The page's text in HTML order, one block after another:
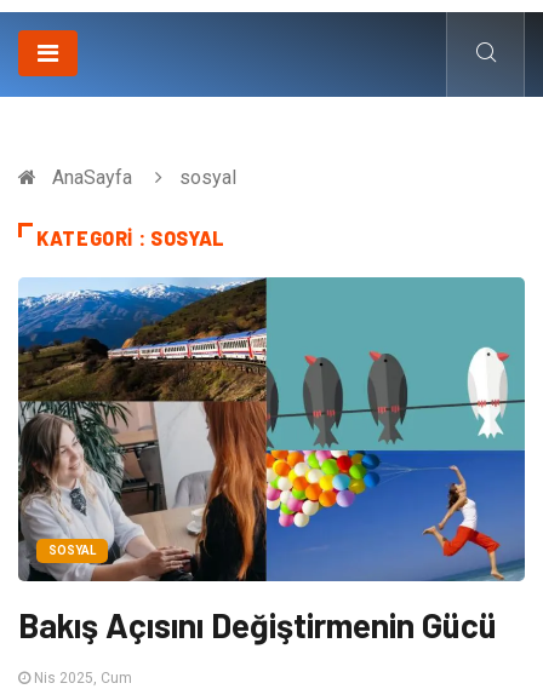
AnaSayfa sosyal
KATEGORI : SOSYAL
SOSYAL
Bakış Açısını Değiştirmenin Gücü
Nis 2025, Cum